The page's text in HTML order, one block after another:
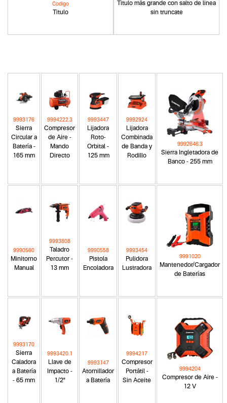
Titulo
Codigo
Titulo más grande con salto de linea
sin truncate
Sierra
Circular a
Batería -
165 mm
9993176
Compresor
de Aire -
Mando
Directo
9994222.3
Lijadora
Roto-
Orbital -
125 mm
9993447
Lijadora
Combinada
de Banda y
Rodillo
9992924
Sierra Ingletadora de
Banco - 255 mm
9992646.3
Minitorno
Manual
9990560
Taladro
Percutor -
13 mm
9993808
Pistola
Encoladora
9990558
Pulidora
Lustradora
9993454
Mantenedor/Cargador
de Baterías
9991020
Sierra
Caladora
a Batería
- 65 mm
9993170
Llave de
Impacto -
1/2"
9993420.1
Atornillador
a Batería
9993147
Compresor
Portátil -
Sin Aceite
9994217
Compresor de Aire -
12 V
9994204